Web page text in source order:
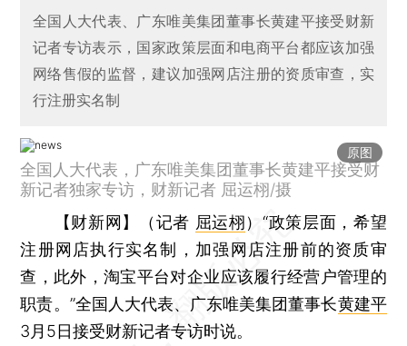
全国人大代表、广东唯美集团董事长黄建平接受财新
记者专访表示，国家政策层面和电商平台都应该加强
网络售假的监督，建议加强网店注册的资质审查，实
行注册实名制
原图
全国人大代表，广东唯美集团董事长黄建平接受财
新记者独家专访，财新记者 屈运栩/摄
【财新网】（记者 屈运栩）“政策层面，希望
注册网店执行实名制，加强网店注册前的资质审
查，此外，淘宝平台对企业应该履行经营户管理的
职责。”全国人大代表、广东唯美集团董事长黄建平
3月5日接受财新记者专访时说。